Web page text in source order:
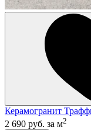
Керамогранит
2 690 руб. за м2